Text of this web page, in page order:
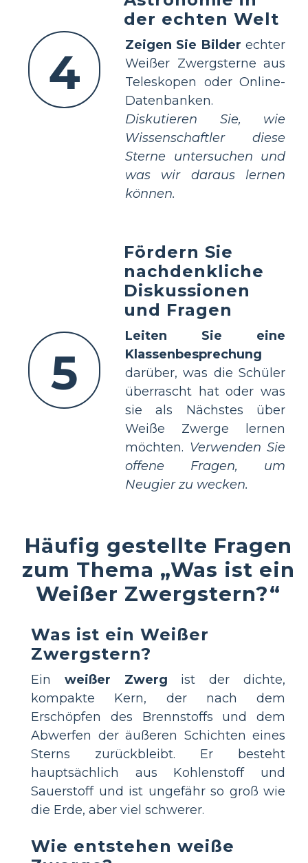
4
der echten Welt
Zeigen Sie Bilder echter
Weißer Zwergsterne aus
Teleskopen oder Online-
Datenbanken.
Diskutieren Sie, wie
Wissenschaftler diese
Sterne untersuchen und
was wir daraus lernen
können.
5
Fördern Sie
nachdenkliche
Diskussionen
und Fragen
Leiten Sie eine
Klassenbesprechung
darüber, was die Schüler
überrascht hat oder was
sie als Nächstes über
Weiße Zwerge lernen
möchten. Verwenden Sie
offene Fragen, um
Neugier zu wecken.
Häufig gestellte Fragen
zum Thema „Was ist ein
Weißer Zwergstern?“
Was ist ein Weißer
Zwergstern?
Ein weißer Zwerg ist der dichte,
kompakte Kern, der nach dem
Erschöpfen des Brennstoffs und dem
Abwerfen der äußeren Schichten eines
Sterns zurückbleibt. Er besteht
hauptsächlich aus Kohlenstoff und
Sauerstoff und ist ungefähr so groß wie
die Erde, aber viel schwerer.
Wie entstehen weiße